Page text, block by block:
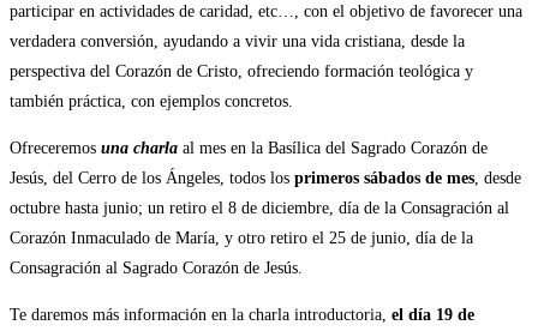
participar en actividades de caridad, etc…, con el objetivo de favorecer una
verdadera conversión, ayudando a vivir una vida cristiana, desde la
perspectiva del Corazón de Cristo, ofreciendo formación teológica y
también práctica, con ejemplos concretos.
Ofreceremos una charla al mes en la Basílica del Sagrado Corazón de
Jesús, del Cerro de los Ángeles, todos los primeros sábados de mes , desde
octubre hasta junio; un retiro el 8 de diciembre, día de la Consagración al
Corazón Inmaculado de María, y otro retiro el 25 de junio, día de la
Consagración al Sagrado Corazón de Jesús.
Te daremos más información en la charla introductoria, el día 19 de